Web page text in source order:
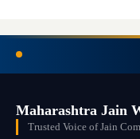
Maharashtra Jain
Trusted Voice of Jain